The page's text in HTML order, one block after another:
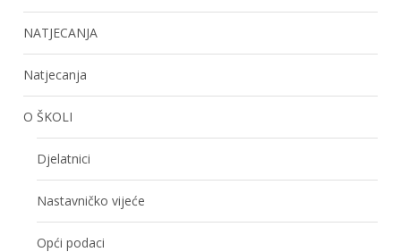
NATJECANJA
Natjecanja
O ŠKOLI
Djelatnici
Nastavničko vijeće
Opći podaci